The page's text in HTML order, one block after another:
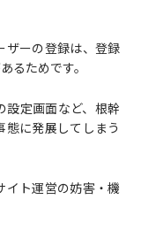
ザーの登録は、登録
るためです。
設定画面など、根幹
態に発展してしまう
イト運営の妨害・機